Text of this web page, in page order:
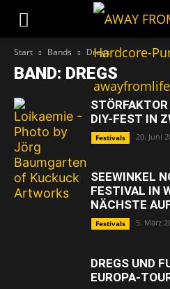
Start Bands Dregs
BAND: DREGS
DIY-FEST IN
Festivals 20. Juni
SEEWINKEL
FESTIVAL IN
NÄCHSTE
Festivals 5. März
DREGS UND
EUROPA-